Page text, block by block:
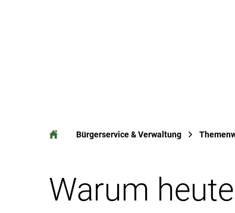
Bürgerservice & Verwaltung
Warum